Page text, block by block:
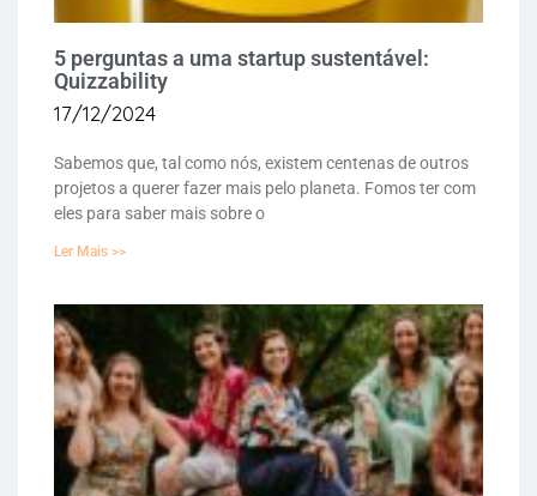
5 perguntas a uma startup sustentável:
Quizzability
17/12/2024
Sabemos que, tal como nós, existem centenas de outros
projetos a querer fazer mais pelo planeta. Fomos ter com
eles para saber mais sobre o
Ler Mais >>